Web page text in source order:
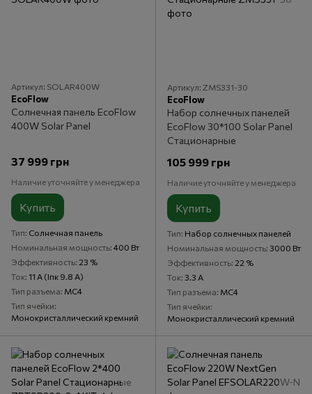
Артикул: SOLAR400W
EcoFlow
Солнечная панель EcoFlow
400W Solar Panel
37 999 грн
Наличие уточняйте у менеджера
Купить
Тип Солнечная панель
Номинальная мощность 400 Вт
Эффективность 23 %
Ток 11 А (Iпк 9.8 А)
Тип разъема MC4
Тип ячейки
Монокристаллический кремний
Артикул: ZMS331-30
EcoFlow
Набор солнечных панелей
EcoFlow 30*100 Solar Panel
Стационарные
105 999 грн
Наличие уточняйте у менеджера
Купить
Тип Набор солнечных панелей
Номинальная мощность 3000 Вт
Эффективность 22 %
Ток 3.3 А
Тип разъема MC4
Тип ячейки
Монокристаллический кремний